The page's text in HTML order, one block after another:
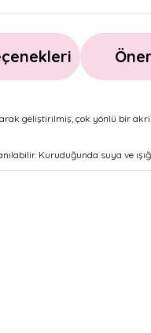
geliştirilmiş, çok yönlü bir
Kuruduğunda suya ve